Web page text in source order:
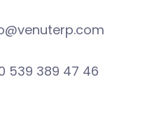
539 389 47 46